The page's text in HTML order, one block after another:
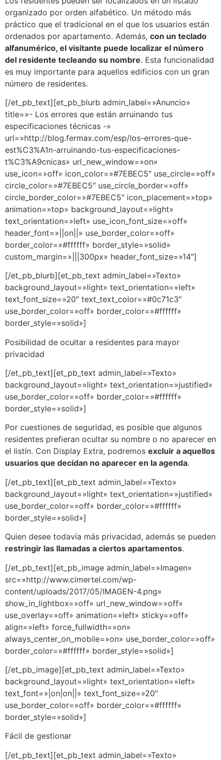
organizado por orden alfabético. Un método más
práctico que el tradicional en el que los usuarios están
ordenados por apartamento. Además, con un teclado
alfanumérico, el visitante puede localizar el número
del residente tecleando su nombre. Esta funcionalidad
es muy importante para aquellos edificios con un gran
número de residentes.
[/et_pb_text][et_pb_blurb admin_label=»Anuncio»
title=»- Los errores que están arruinando tus
especificaciones técnicas -»
url=»http://blog.fermax.com/esp/los-errores-que-
est%C3%A1n-arruinando-tus-especificaciones-
t%C3%A9cnicas» url_new_window=»on»
use_icon=»off» icon_color=»#7EBEC5″ use_circle=»off»
circle_color=»#7EBEC5″ use_circle_border=»off»
circle_border_color=»#7EBEC5″ icon_placement=»top»
animation=»top» background_layout=»light»
text_orientation=»left» use_icon_font_size=»off»
header_font=»||on||» use_border_color=»off»
border_color=»#ffffff» border_style=»solid»
custom_margin=»|||300px» header_font_size=»14″]
[/et_pb_blurb][et_pb_text admin_label=»Texto»
background_layout=»light» text_orientation=»left»
text_font_size=»20″ text_text_color=»#0c71c3″
use_border_color=»off» border_color=»#ffffff»
border_style=»solid»]
Posibilidad de ocultar a residentes para mayor
privacidad
[/et_pb_text][et_pb_text admin_label=»Texto»
background_layout=»light» text_orientation=»justified»
use_border_color=»off» border_color=»#ffffff»
border_style=»solid»]
Por cuestiones de seguridad, es posible que algunos
residentes prefieran ocultar su nombre o no aparecer en
el listín. Con Display Extra, podremos excluir a aquellos
usuarios que decidan no aparecer en la agenda.
[/et_pb_text][et_pb_text admin_label=»Texto»
background_layout=»light» text_orientation=»justified»
use_border_color=»off» border_color=»#ffffff»
border_style=»solid»]
Quien desee todavía más privacidad, además se pueden
restringir las llamadas a ciertos apartamentos.
[/et_pb_text][et_pb_image admin_label=»Imagen»
src=»http://www.cimertel.com/wp-
content/uploads/2017/05/IMAGEN-4.png»
show_in_lightbox=»off» url_new_window=»off»
use_overlay=»off» animation=»left» sticky=»off»
align=»left» force_fullwidth=»on»
always_center_on_mobile=»on» use_border_color=»off»
border_color=»#ffffff» border_style=»solid»]
[/et_pb_image][et_pb_text admin_label=»Texto»
background_layout=»light» text_orientation=»left»
text_font=»|on|on||» text_font_size=»20″
use_border_color=»off» border_color=»#ffffff»
border_style=»solid»]
Fácil de gestionar
[/et_pb_text][et_pb_text admin_label=»Texto»